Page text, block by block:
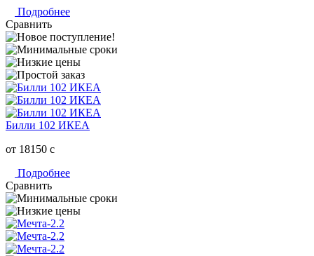
Подробнее
Сравнить
Билли 102 ИКЕА
от 18150 c
Подробнее
Сравнить